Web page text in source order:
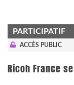
PARTICIPATIF
ACCÈS PUBLIC
Ricoh France